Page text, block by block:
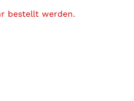
bestellt werden.